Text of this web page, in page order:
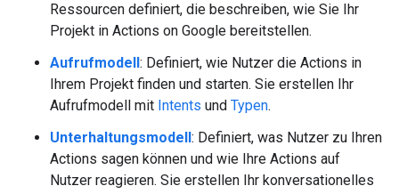
Ressourcen definiert, die beschreiben, wie Sie Ihr
Projekt in Actions on Google bereitstellen.
Aufrufmodell: Definiert, wie Nutzer die Actions in
Ihrem Projekt finden und starten. Sie erstellen Ihr
Aufrufmodell mit Intents und Typen.
Unterhaltungsmodell: Definiert, was Nutzer zu Ihren
Actions sagen können und wie Ihre Actions auf
Nutzer reagieren. Sie erstellen Ihr konversationelles